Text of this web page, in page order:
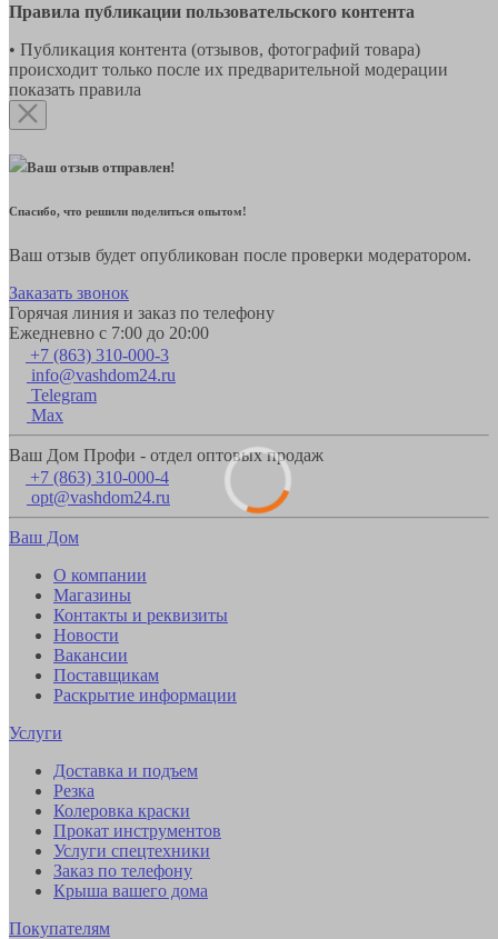
Правила публикации пользовательского контента
• Публикация контента (отзывов, фотографий товара)
происходит только после их предварительной модерации
показать правила
Ваш отзыв отправлен!
Спасибо, что решили поделиться опытом!
Ваш отзыв будет опубликован после проверки модератором.
Заказать звонок
Горячая линия и заказ по телефону
Ежедневно с 7:00 до 20:00
+7 (863) 310-000-3
info@vashdom24.ru
Telegram
Max
Ваш Дом Профи - отдел оптовых продаж
+7 (863) 310-000-4
opt@vashdom24.ru
Ваш Дом
О компании
Магазины
Контакты и реквизиты
Новости
Вакансии
Поставщикам
Раскрытие информации
Услуги
Доставка и подъем
Резка
Колеровка краски
Прокат инструментов
Услуги спецтехники
Заказ по телефону
Крыша вашего дома
Покупателям